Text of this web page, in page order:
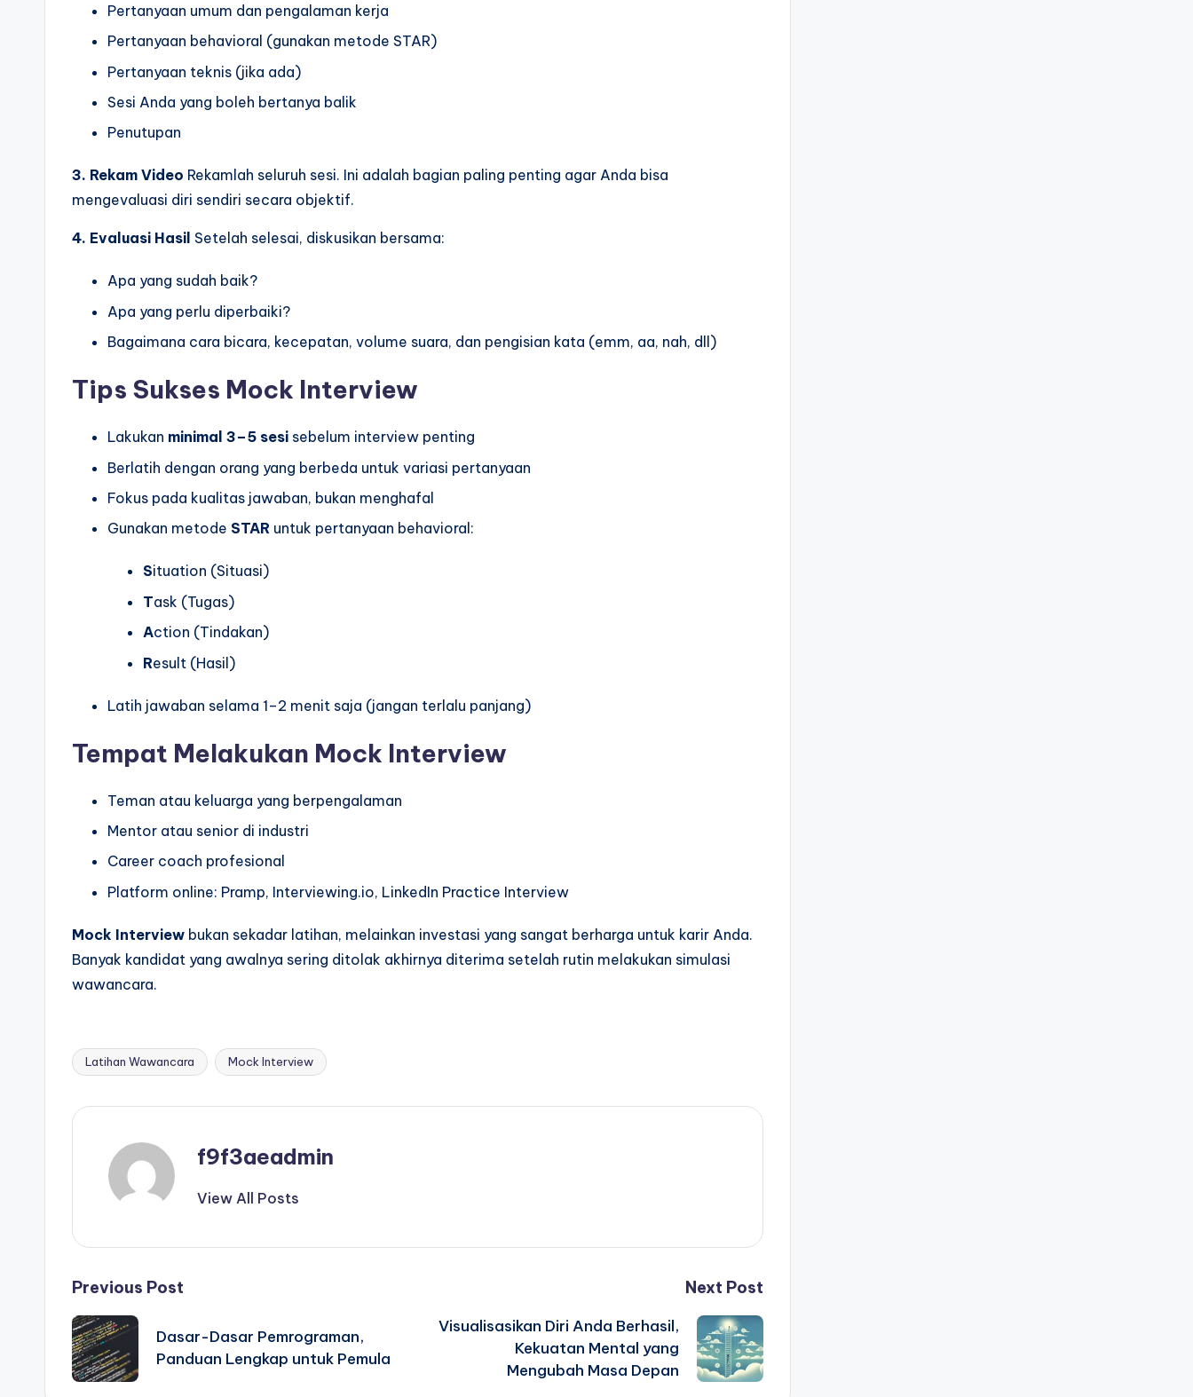
Pertanyaan umum dan pengalaman kerja
Pertanyaan behavioral (gunakan metode STAR)
Pertanyaan teknis (jika ada)
Sesi Anda yang boleh bertanya balik
Penutupan
3. Rekam Video Rekamlah seluruh sesi. Ini adalah bagian paling penting agar Anda bisa
mengevaluasi diri sendiri secara objektif.
4. Evaluasi Hasil Setelah selesai, diskusikan bersama:
Apa yang sudah baik?
Apa yang perlu diperbaiki?
Bagaimana cara bicara, kecepatan, volume suara, dan pengisian kata (emm, aa, nah, dll)
Tips Sukses Mock Interview
Lakukan minimal 3–5 sesi sebelum interview penting
Berlatih dengan orang yang berbeda untuk variasi pertanyaan
Fokus pada kualitas jawaban, bukan menghafal
Gunakan metode STAR untuk pertanyaan behavioral:
Situation (Situasi)
Task (Tugas)
Action (Tindakan)
Result (Hasil)
Latih jawaban selama 1–2 menit saja (jangan terlalu panjang)
Tempat Melakukan Mock Interview
Teman atau keluarga yang berpengalaman
Mentor atau senior di industri
Career coach profesional
Platform online: Pramp, Interviewing.io, LinkedIn Practice Interview
Mock Interview bukan sekadar latihan, melainkan investasi yang sangat berharga untuk karir Anda.
Banyak kandidat yang awalnya sering ditolak akhirnya diterima setelah rutin melakukan simulasi
wawancara.
Tags:
Latihan Wawancara Mock Interview
f9f3aeadmin
View All Posts
Post
navigation
Previous Post
Dasar-Dasar Pemrograman,
Panduan Lengkap untuk Pemula
Next Post
Visualisasikan Diri Anda Berhasil,
Kekuatan Mental yang
Mengubah Masa Depan